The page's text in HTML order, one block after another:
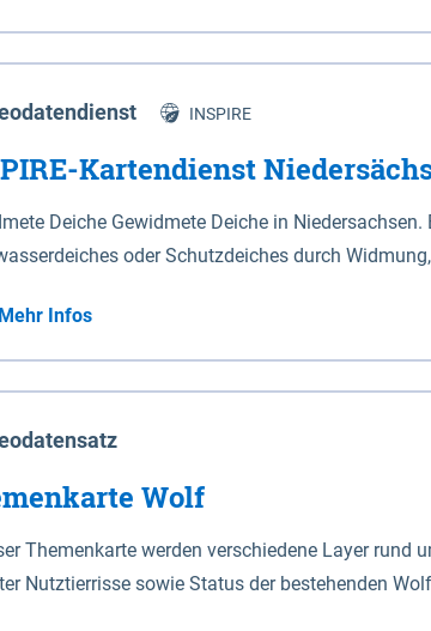
INSPIRE
Kartendienst
Deiche Gewidmete Deiche in
oder Schutzdeiches durch
Deiche gelten die Bestimmungen des
Sperrwerke Sperrwerke sind Bauwerke mit Sperrvorrichtungen in Tidegewässern, die dem
eines Gebietes vor erhöhten Tiden, vor allem
Art erhält die Eigenschaft eines
Mehr Infos
Wolf
Themenkarte werden verschiedene Layer
Nutztierrisse sowie Status der bestehenden